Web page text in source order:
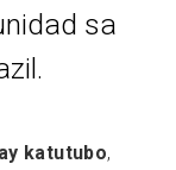
sa
katutubo,